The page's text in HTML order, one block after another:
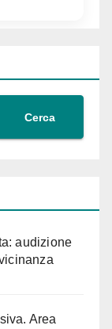
Cerca
audizione
Area